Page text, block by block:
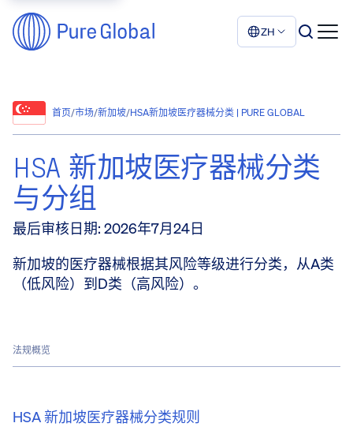
ZH
首页/市场/新加坡/HSA新加坡医疗器械分类 | PURE GLOBAL
HSA 新加坡医疗器械分类
与分组
最后审核日期: 2026年7月24日
新加坡的医疗器械根据其风险等级进行分类，从A类
（低风险）到D类（高风险）。
法规概览
HSA 新加坡医疗器械分类规则